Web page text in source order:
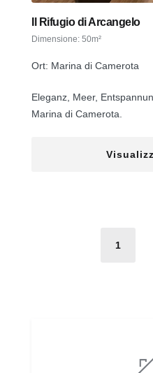
Il Rifugio di Arcangelo
Dimensione: 50m²
Ort: Marina di Camerota
Eleganz, Meer,
Marina di Camerota.
Impaginazione
1